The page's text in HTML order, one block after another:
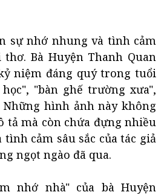
sự nhớ nhung và tình cảm
Bà Huyện Thanh Quan
niệm đáng quý trong tuổi
"bàn ghế trường xưa",
hình ảnh này không
tả mà còn chứa đựng nhiều
cảm sâu sắc của tác giả
ngọt ngào đã qua.
nhớ nhà" của bà Huyện